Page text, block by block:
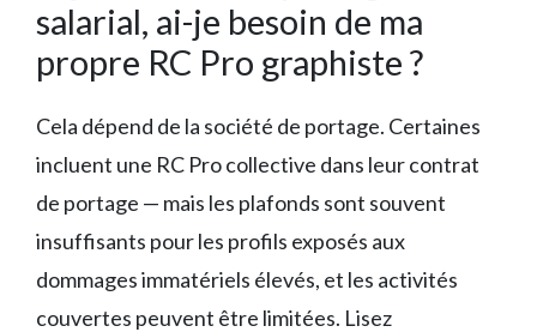
salarial, ai-je besoin de ma
propre RC Pro graphiste ?
Cela dépend de la société de portage. Certaines
incluent une RC Pro collective dans leur contrat
de portage — mais les plafonds sont souvent
insuffisants pour les profils exposés aux
dommages immatériels élevés, et les activités
couvertes peuvent être limitées. Lisez